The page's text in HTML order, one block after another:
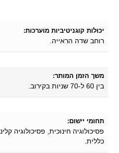
יכולות קוגניטיביות מוערכות:
רוחב שדה הראייה.
משך הזמן המותר:
בין 60 ל-70 שניות בקירוב.
תחומי יישום:
פסיכולוגיה חינוכית, פסיכולוגיה
כללית.